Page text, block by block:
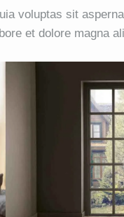
voluptas sit
et dolore magna